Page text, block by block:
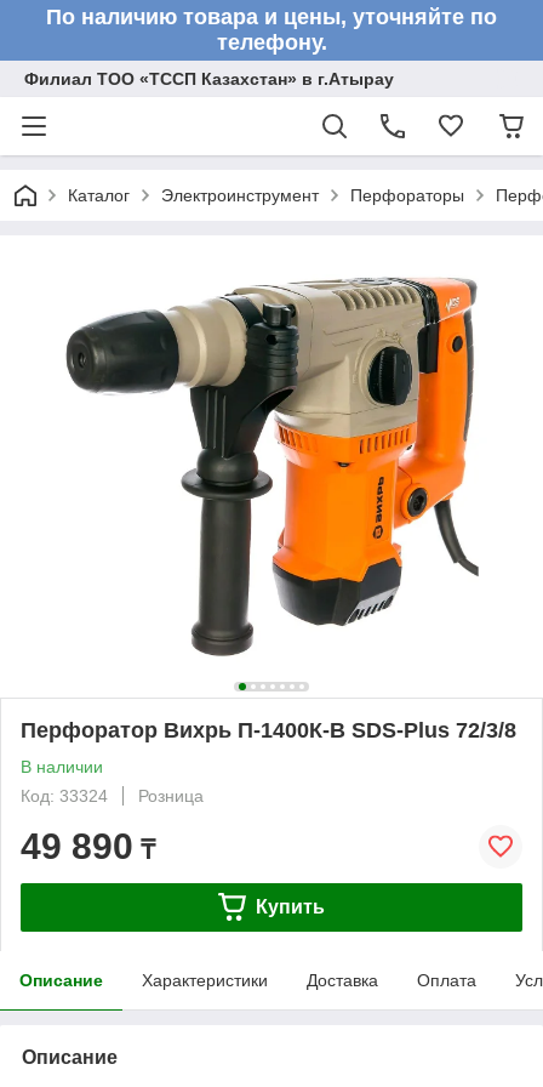
По наличию товара и цены, уточняйте по
телефону.
Филиал ТОО «ТССП Казахстан» в г.Атырау
Каталог Электроинструмент Перфораторы
Перфоратор Вихрь П-1400К-В SDS-Plus 72/3/8
В наличии
Код: 33324
Розница
49 890 ₸
Купить
Описание Характеристики Доставка Оплата
Описание